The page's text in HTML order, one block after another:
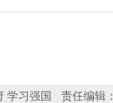
学习强国 责任编辑：